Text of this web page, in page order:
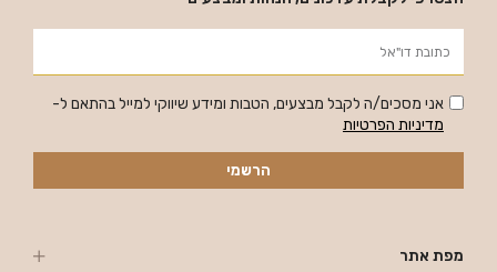
מפת אתר
אני מסכים/ה לקבל מבצעים, הטבות ומידע שיווקי למייל בהתאם ל-
מדיניות הפרטיות
הרשמי